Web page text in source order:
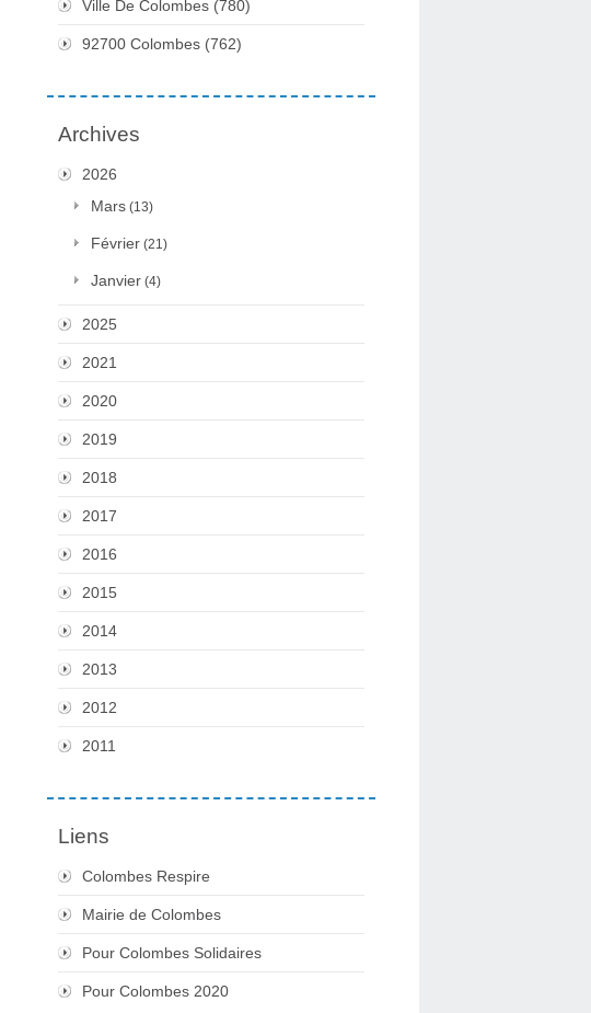
Ville De Colombes (780)
92700 Colombes (762)
Archives
2026
Mars (13)
Février (21)
Janvier (4)
2025
2021
2020
2019
2018
2017
2016
2015
2014
2013
2012
2011
Liens
Colombes Respire
Mairie de Colombes
Pour Colombes Solidaires
Pour Colombes 2020